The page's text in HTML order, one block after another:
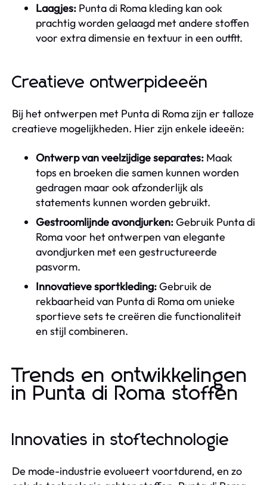
Laagjes: Punta di Roma kleding kan ook
prachtig worden gelaagd met andere stoffen
voor extra dimensie en textuur in een outfit.
Creatieve ontwerpideeën
Bij het ontwerpen met Punta di Roma zijn er talloze
creatieve mogelijkheden. Hier zijn enkele ideeën:
Ontwerp van veelzijdige separates: Maak
tops en broeken die samen kunnen worden
gedragen maar ook afzonderlijk als
statements kunnen worden gebruikt.
Gestroomlijnde avondjurken:Gebruik Punta di
Roma voor het ontwerpen van elegante
avondjurken met een gestructureerde
pasvorm.
Innovatieve sportkleding:Gebruik de
rekbaarheid van Punta di Roma om unieke
sportieve sets te creëren die functionaliteit
en stijl combineren.
Trends en ontwikkelingen
in Punta di Roma stoffen
Innovaties in stoftechnologie
De mode-industrie evolueert voortdurend, en zo